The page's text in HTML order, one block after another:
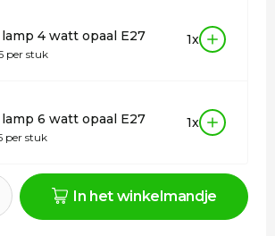
lamp 4 watt opaal E27
per stuk
1x
lamp 6 watt opaal E27
per stuk
1x
In het winkelmandje